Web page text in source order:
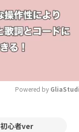
Powered by
初心者ver